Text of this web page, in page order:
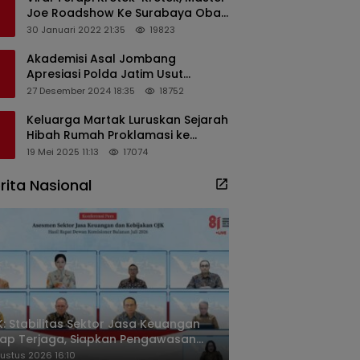
Joe Roadshow Ke Surabaya Obati
Pasien Sekaligus Edukasi
30 Januari 2022 21:35 19823
Akademisi Asal Jombang
Apresiasi Polda Jatim Usut
Dugaan Korupsi Pengisian
27 Desember 2024 18:35 18752
Keluarga Martak Luruskan Sejarah
Hibah Rumah Proklamasi ke
Soekarno
19 Mei 2025 11:13 17074
Nasional
Stabilitas Sektor Jasa Keuangan
Terjaga, Siapkan Pengawasan
Mineral Mulai 2027
2026 16:10